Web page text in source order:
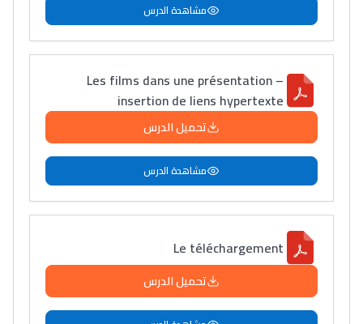
مشاهدة الدرس
Les films dans une présentation –
insertion de liens hypertexte
تحميل الدرس
مشاهدة الدرس
Le téléchargement
تحميل الدرس